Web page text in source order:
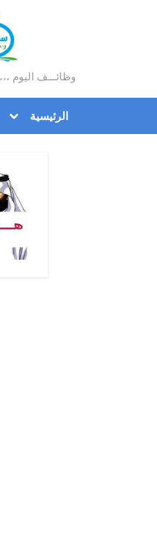
سجلني
وظائـــف اليوم
الرئيسية